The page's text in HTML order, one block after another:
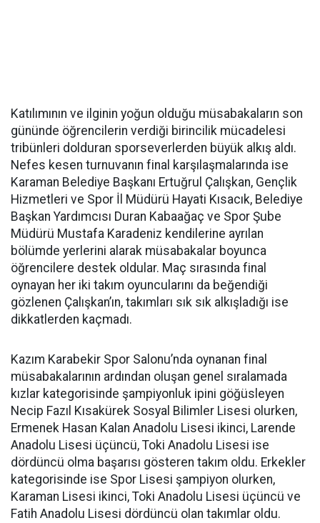
Katılımının ve ilginin yoğun olduğu müsabakaların son
gününde öğrencilerin verdiği birincilik mücadelesi
tribünleri dolduran sporseverlerden büyük alkış aldı.
Nefes kesen turnuvanın final karşılaşmalarında ise
Karaman Belediye Başkanı Ertuğrul Çalışkan, Gençlik
Hizmetleri ve Spor İl Müdürü Hayati Kısacık, Belediye
Başkan Yardımcısı Duran Kabaağaç ve Spor Şube
Müdürü Mustafa Karadeniz kendilerine ayrılan
bölümde yerlerini alarak müsabakalar boyunca
öğrencilere destek oldular. Maç sırasında final
oynayan her iki takım oyuncularını da beğendiği
gözlenen Çalışkan’ın, takımları sık sık alkışladığı ise
dikkatlerden kaçmadı.
Kazım Karabekir Spor Salonu’nda oynanan final
müsabakalarının ardından oluşan genel sıralamada
kızlar kategorisinde şampiyonluk ipini göğüsleyen
Necip Fazıl Kısakürek Sosyal Bilimler Lisesi olurken,
Ermenek Hasan Kalan Anadolu Lisesi ikinci, Larende
Anadolu Lisesi üçüncü, Toki Anadolu Lisesi ise
dördüncü olma başarısı gösteren takım oldu. Erkekler
kategorisinde ise Spor Lisesi şampiyon olurken,
Karaman Lisesi ikinci, Toki Anadolu Lisesi üçüncü ve
Fatih Anadolu Lisesi dördüncü olan takımlar oldu.